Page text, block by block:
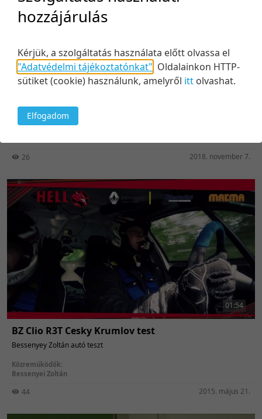
25:58
online jelöltélmény „Nice to have” vagy „Must
have” a toborzási hatékonyság növeléséhez?
26 2018. november 7.
01:54
BZ Clio R3T Cesky Krumlov test
Bessenyey Zoltán autó teszt
Közreműködők:
Bessenyei Zoltán
44 2015. május 21.
hozzájárulás
Kérjük, a szolgáltatás használata előtt olvassa el
"Adatvédelmi tájékoztatónkat" Oldalainkon HTTP-
sütiket (cookie) használunk, amelyről itt olvashat.
Elfogadom